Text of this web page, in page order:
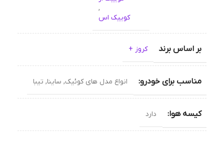
,
کوییک اس
بر اساس برند کروز +
مناسب برای خودرو: انواع مدل های کوئیک, ساینا, تیبا
کیسه هوا: دارد